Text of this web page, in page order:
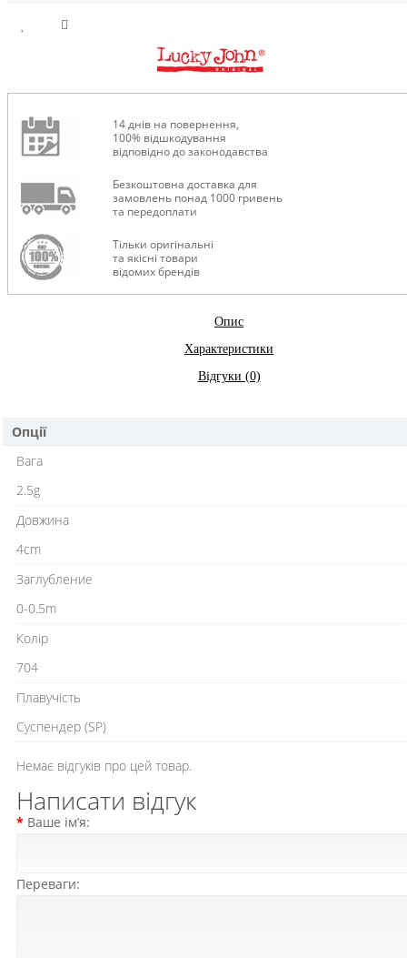
14 днів на повернення,
100% відшкодування
відповідно до законодавства
Безкоштовна доставка для
замовлень понад 1000 гривень
та передоплати
Тільки оригінальні
та якісні товари
відомих брендів
Опис
Характеристики
Відгуки (0)
Опції
Вага
2.5g
Довжина
4cm
Заглубление
0-0.5m
Колір
704
Плавучість
Cуспендер (SP)
Немає відгуків про цей товар.
Написати відгук
Ваше ім’я:
Переваги: